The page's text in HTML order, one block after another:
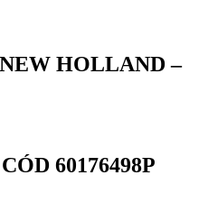
HOLLAND –
60176498P